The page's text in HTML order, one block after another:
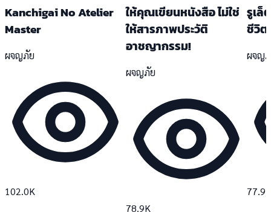
Kanchigai No Atelier
Master
ผจญภัย
102.0K
ให้คุณเขียนหนังสือ ไม่ใช่
ให้สารภาพประวัติ
อาชญากรรม!
ผจญภัย
78.9K
รูเล็
ชีวิต
ผจญ
77.9K